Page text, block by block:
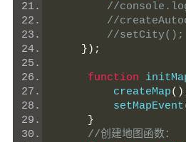
//
//
//setCity();
});
function
         createMap
         setMapEvent
}
//创建地图函数：